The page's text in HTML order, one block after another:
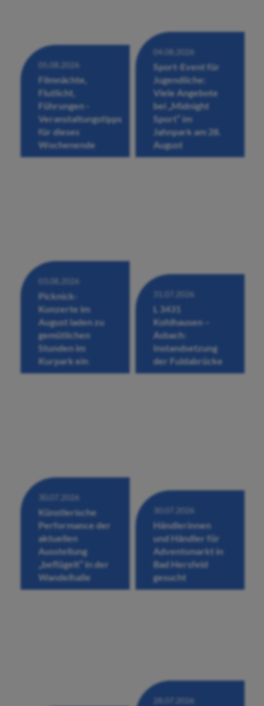
05.08.2026
Filmnächte,
Flutlicht,
Führungen -
Veranstaltungstipps
für dieses
Wochenende
04.08.2026
Sport-Event für
Jugendliche:
Viele Angebote
bei „Midnight
Sport“ im
Jahnpark am 28.
August
03.08.2026
Picknick-
Konzerte im
August laden zu
gemütlichen
Stunden im
Kurpark ein
31.07.2026
L 3431
Kohlhausen –
Asbach:
Instandsetzung
der Fuldabrücke
30.07.2026
Künstlerische
Performance der
aktuellen
Ausstellung
„beflügelt“ in der
Wandelhalle
30.07.2026
Händlerinnen
und Händler für
Adventsmarkt in
Bad Hersfeld
gesucht
28.07.2026